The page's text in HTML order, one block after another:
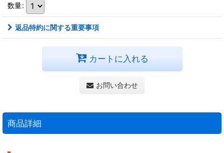
数量:
返品特約に関する重要事項
カートに入れる
お問い合わせ
商品詳細